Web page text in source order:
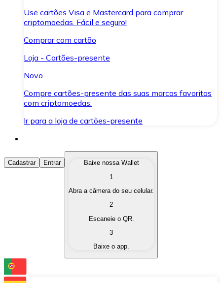
Use cartões Visa e Mastercard para comprar
criptomoedas. Fácil e seguro!
Comprar com cartão
Loja - Cartões-presente
Novo
Compre cartões-presente das suas marcas favoritas
com criptomoedas.
Ir para a loja de cartões-presente
Comprar Criptomoedas
Compre as criptomoedas de seu interesse de forma
Converta suas criptomoedas em moeda fiduciária
Troque uma criptomoeda por outra
Cadastrar Entrar
Baixe nossa Wallet
1
Abra a câmera do seu celular.
2
Escaneie o QR.
3
Baixe o app.